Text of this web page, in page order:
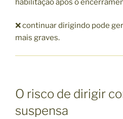
habilitação após o
❌ continuar dirigindo pode
mais graves.
O risco de dirigir
suspensa